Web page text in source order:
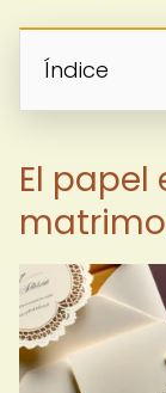
Índice
El